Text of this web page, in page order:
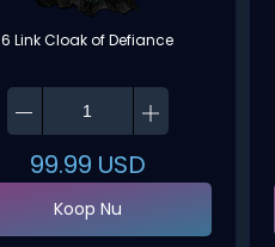
6 Link Cloak of Defiance
99.99 USD
Koop Nu